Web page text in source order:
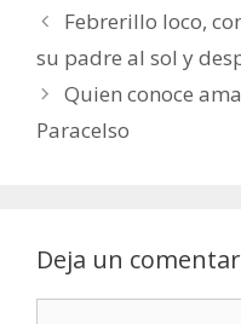
Febrerillo loco,
su padre al sol y
Quien conoce
Paracelso
Deja un